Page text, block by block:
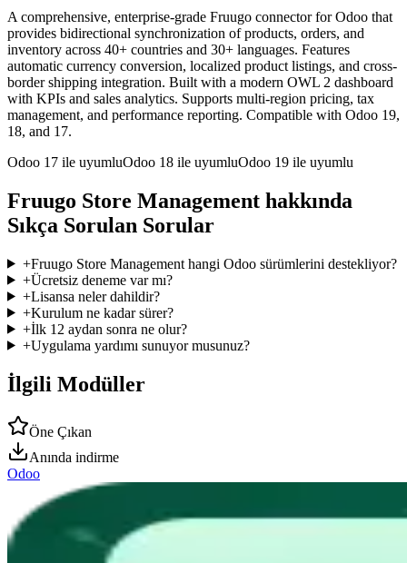
A comprehensive, enterprise-grade Fruugo connector for Odoo that
provides bidirectional synchronization of products, orders, and
inventory across 40+ countries and 30+ languages. Features
automatic currency conversion, localized product listings, and cross-
border shipping integration. Built with a modern OWL 2 dashboard
with KPIs and sales analytics. Supports multi-region pricing, tax
management, and performance reporting. Compatible with Odoo 19,
18, and 17.
Odoo 17 ile uyumluOdoo 18 ile uyumluOdoo 19 ile uyumlu
Fruugo Store Management hakkında
Sıkça Sorulan Sorular
+Fruugo Store Management hangi Odoo sürümlerini destekliyor?
+Ücretsiz deneme var mı?
+Lisansa neler dahildir?
+Kurulum ne kadar sürer?
+İlk 12 aydan sonra ne olur?
+Uygulama yardımı sunuyor musunuz?
İlgili Modüller
Öne Çıkan
Anında indirme
Odoo